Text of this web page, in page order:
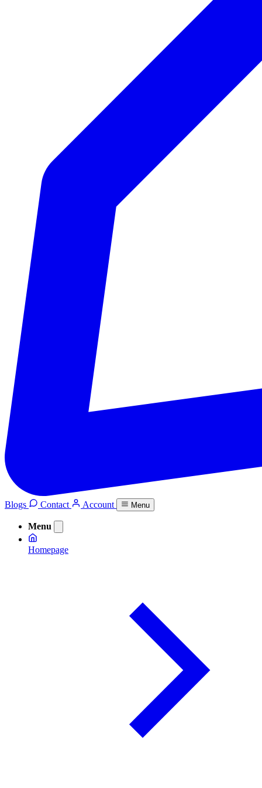
Blogs Contact Account Menu
Menu
Homepage